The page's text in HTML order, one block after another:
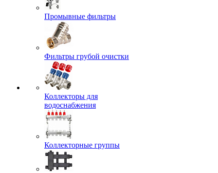
Промывные фильтры
Фильтры грубой очистки
Коллекторы для
водоснабжения
Коллекторные группы